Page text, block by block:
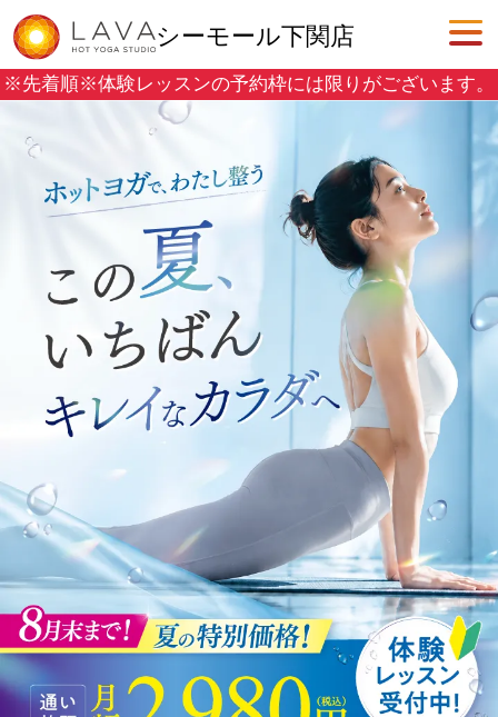
シーモール下関店
※先着順※体験レッスンの予約枠には限りがございます。